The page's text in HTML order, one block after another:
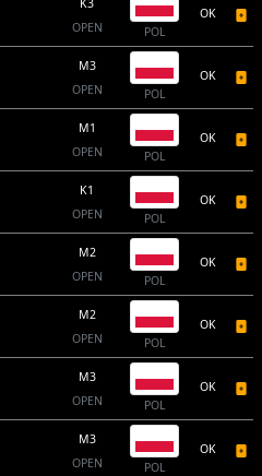
K3
OPEN
POL
OK
M3
OPEN
POL
OK
M1
OPEN
POL
OK
K1
OPEN
POL
OK
M2
OPEN
POL
OK
M2
OPEN
POL
OK
M3
OPEN
POL
OK
M3
OPEN
POL
OK